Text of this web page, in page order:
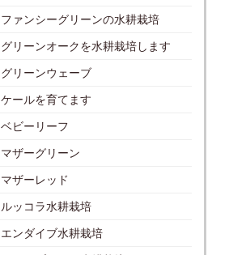
ファンシーグリーンの水耕栽培
グリーンオークを水耕栽培します
グリーンウェーブ
ケールを育てます
ベビーリーフ
マザーグリーン
マザーレッド
ルッコラ水耕栽培
エンダイブ水耕栽培